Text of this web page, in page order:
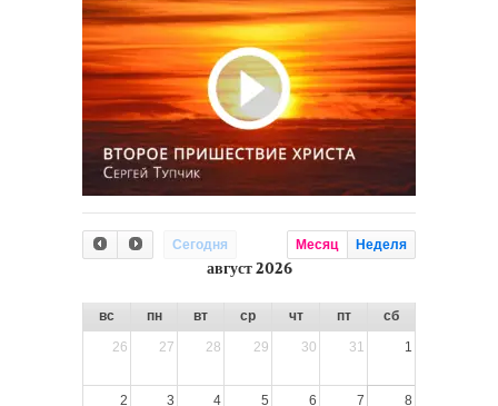
Сегодня Месяц Неделя
август 2026
вс пн вт ср чт пт
сб
26
27 28 29 30 31 1
2 3 4 5 6 7 8